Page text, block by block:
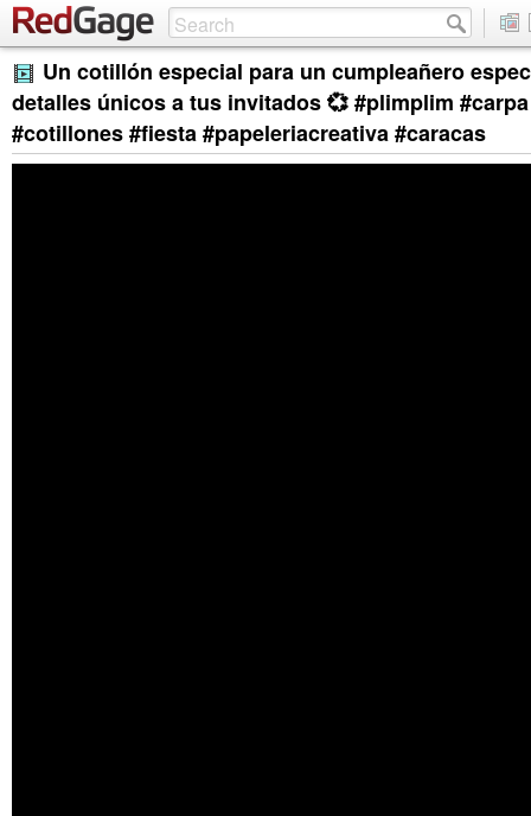
Un cotillón especial para un cumpleañero
detalles únicos a tus invitados 💞 #plimplim
#cotillones #fiesta #papeleriacreativa #caracas